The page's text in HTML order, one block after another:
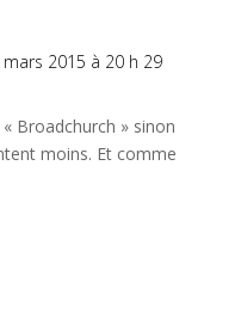
mars 2015 à 20 h 29
Broadchurch » sinon
moins. Et comme